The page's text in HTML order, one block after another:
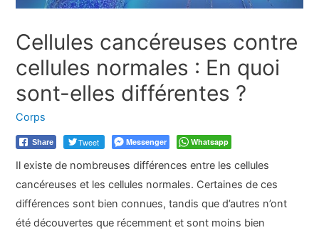
Cellules cancéreuses contre
cellules normales : En quoi
sont-elles différentes ?
Corps
Share Tweet Messenger Whatsapp
Il existe de nombreuses différences entre les cellules
cancéreuses et les cellules normales. Certaines de ces
différences sont bien connues, tandis que d’autres n’ont
été découvertes que récemment et sont moins bien